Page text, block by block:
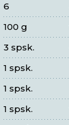
6
100 g
3 spsk.
1 spsk.
1 spsk.
1 spsk.